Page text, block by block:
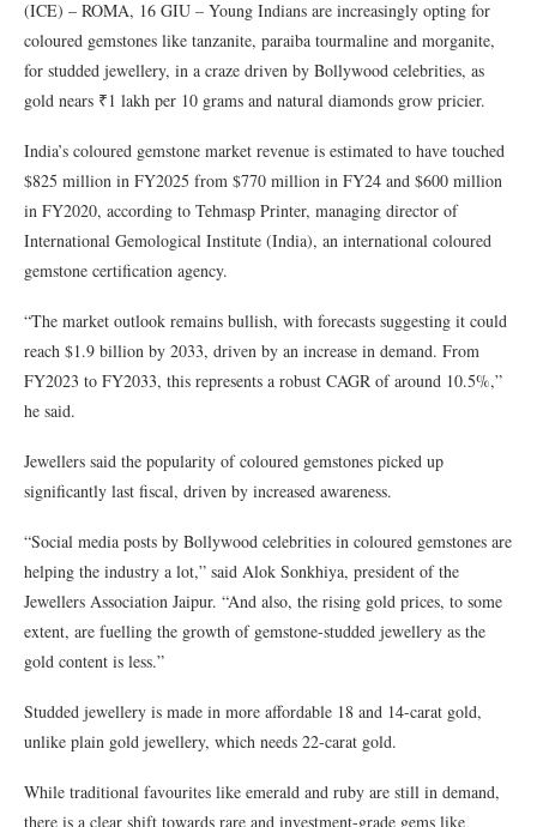
(ICE) – ROMA, 16 GIU – Young Indians are increasingly opting for
coloured gemstones like tanzanite, paraiba tourmaline and morganite,
for studded jewellery, in a craze driven by Bollywood celebrities, as
gold nears ₹1 lakh per 10 grams and natural diamonds grow pricier.
India’s coloured gemstone market revenue is estimated to have touched
$825 million in FY2025 from $770 million in FY24 and $600 million
in FY2020, according to Tehmasp Printer, managing director of
International Gemological Institute (India), an international coloured
gemstone certification agency.
“The market outlook remains bullish, with forecasts suggesting it could
reach $1.9 billion by 2033, driven by an increase in demand. From
FY2023 to FY2033, this represents a robust CAGR of around 10.5%,”
he said.
Jewellers said the popularity of coloured gemstones picked up
significantly last fiscal, driven by increased awareness.
“Social media posts by Bollywood celebrities in coloured gemstones are
helping the industry a lot,” said Alok Sonkhiya, president of the
Jewellers Association Jaipur. “And also, the rising gold prices, to some
extent, are fuelling the growth of gemstone-studded jewellery as the
gold content is less.”
Studded jewellery is made in more affordable 18 and 14-carat gold,
unlike plain gold jewellery, which needs 22-carat gold.
While traditional favourites like emerald and ruby are still in demand,
there is a clear shift towards rare and investment-grade gems like